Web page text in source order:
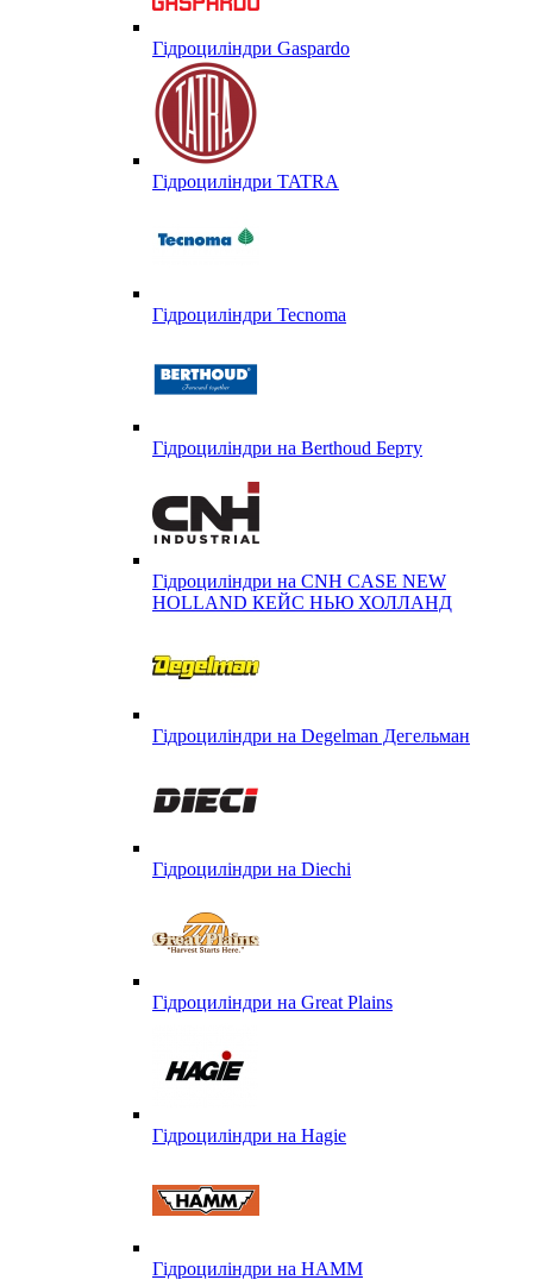
Гідроциліндри Gaspardo
Гідроциліндри TATRA
Гідроциліндри Tecnoma
Гідроциліндри на Berthoud Берту
Гідроциліндри на CNH CASE NEW
HOLLAND КЕЙС НЬЮ ХОЛЛАНД
Гідроциліндри на Degelman Дегельман
Гідроциліндри на Diechi
Гідроциліндри на Great Plains
Гідроциліндри на Hagie
Гідроциліндри на HAMM